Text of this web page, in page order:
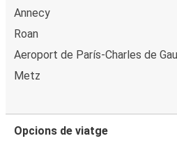
Annecy
Roan
Aeroport de París-Charles de
Metz
Opcions de viatge